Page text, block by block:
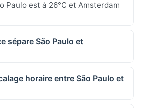
Paulo est à 26°C et Amsterdam
sépare São Paulo et
horaire entre São Paulo et